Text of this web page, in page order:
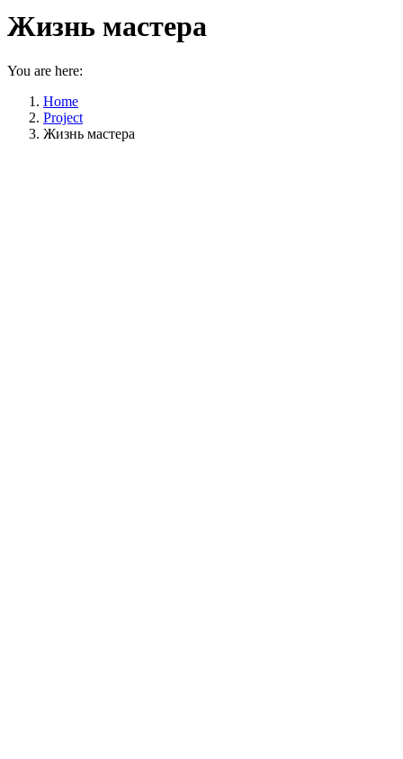
Жизнь мастера
You are here:
Home
Project
Жизнь мастера